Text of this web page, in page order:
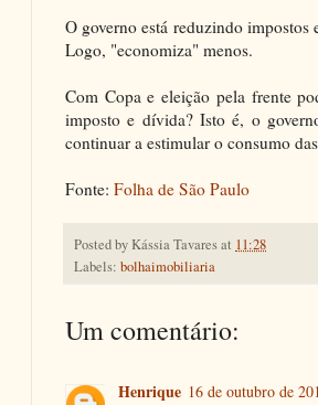
O governo está reduzindo
Logo, "economiza" menos.
Com Copa e eleição pela frente
imposto e dívida? Isto é, o
continuar a estimular o consumo
Fonte: Folha de São Paulo
Posted byKássia Tavaresat 11:28
Labels: bolhaimobiliaria
Um comentário:
Henrique 16 de outubro de